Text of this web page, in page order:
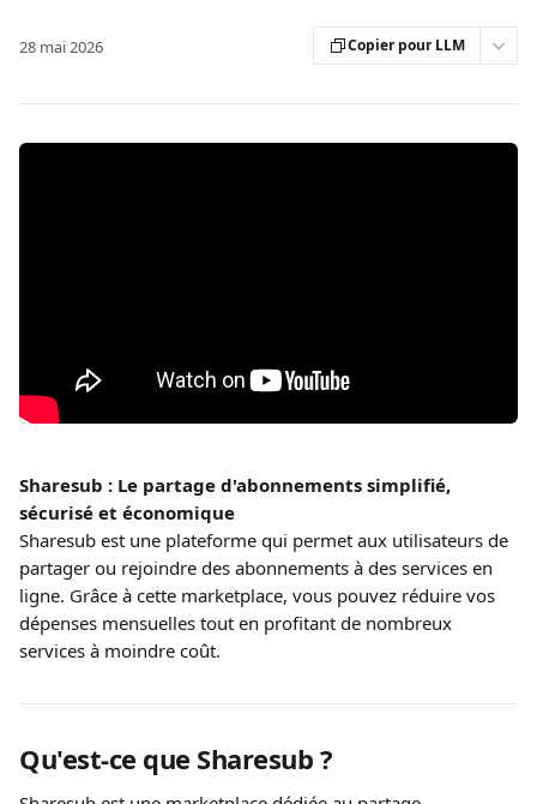
28 mai 2026 Copier pour LLM
Sharesub : Le partage d'abonnements simplifié,
sécurisé et économique
Sharesub est une plateforme qui permet aux utilisateurs de
partager ou rejoindre des abonnements à des services en
ligne. Grâce à cette marketplace, vous pouvez réduire vos
dépenses mensuelles tout en profitant de nombreux
services à moindre coût.
Qu'est-ce que Sharesub ?